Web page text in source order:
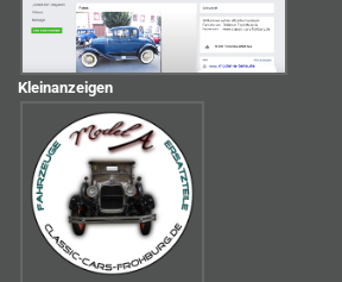
Kleinanzeigen